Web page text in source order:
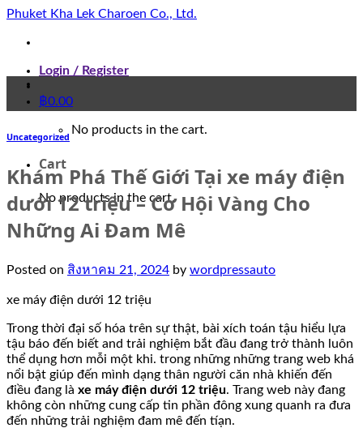
Skip
content
Phuket Kha Lek Charoen Co., Ltd.
Login / Register
฿0.00
No products in the cart.
Cart
No products in the cart.
Uncategorized
Khám Phá Thế Giới Tại xe máy điện
dưới 12 triệu – Cơ Hội Vàng Cho
Những Ai Đam Mê
Posted on สิงหาคม 21, 2024 by wordpressauto
xe máy điện dưới 12 triệu
Trong thời đại số hóa trên sự thật, bài xích toán tậu hiểu lựa
tậu báo đến biết and trải nghiệm bắt đầu đang trở thành luôn
thể dụng hơn mỗi một khi. trong những những trang web khá
nổi bật giúp đến mình dạng thân người căn nhà khiến đến
điều đang là xe máy điện dưới 12 triệu. Trang web này đang
không còn những cung cấp tin phần đông xung quanh ra đưa
đến những trải nghiệm đam mê đến tíạn.